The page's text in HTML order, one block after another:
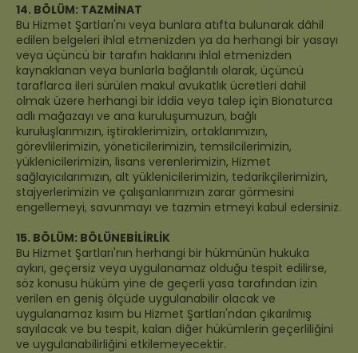
14. BÖLÜM: TAZMİNAT
Bu Hizmet Şartları'nı veya bunlara atıfta bulunarak dâhil
edilen belgeleri ihlal etmenizden ya da herhangi bir yasayı
veya üçüncü bir tarafın haklarını ihlal etmenizden
kaynaklanan veya bunlarla bağlantılı olarak, üçüncü
taraflarca ileri sürülen makul avukatlık ücretleri dahil
olmak üzere herhangi bir iddia veya talep için Bionaturca
adlı mağazayı ve ana kuruluşumuzun, bağlı
kuruluşlarımızın, iştiraklerimizin, ortaklarımızın,
görevlilerimizin, yöneticilerimizin, temsilcilerimizin,
yüklenicilerimizin, lisans verenlerimizin, Hizmet
sağlayıcılarımızın, alt yüklenicilerimizin, tedarikçilerimizin,
stajyerlerimizin ve çalışanlarımızın zarar görmesini
engellemeyi, savunmayı ve tazmin etmeyi kabul edersiniz.
15. BÖLÜM: BÖLÜNEBİLİRLİK
Bu Hizmet Şartları'nın herhangi bir hükmünün hukuka
aykırı, geçersiz veya uygulanamaz olduğu tespit edilirse,
söz konusu hüküm yine de geçerli yasa tarafından izin
verilen en geniş ölçüde uygulanabilir olacak ve
uygulanamaz kısım bu Hizmet Şartları'ndan çıkarılmış
sayılacak ve bu tespit, kalan diğer hükümlerin geçerliliğini
ve uygulanabilirliğini etkilemeyecektir.